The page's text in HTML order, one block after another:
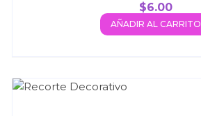
$6.00
AÑADIR AL CARRITO